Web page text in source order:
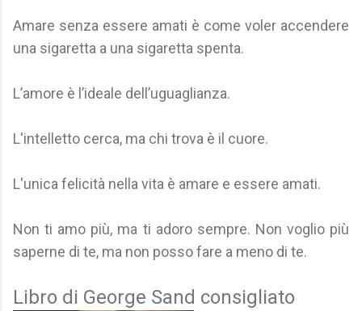
Amare senza essere amati è come voler accendere
una sigaretta a una sigaretta spenta.
L’amore è l’ideale dell’uguaglianza.
L'intelletto cerca, ma chi trova è il cuore.
L'unica felicità nella vita è amare e essere amati.
Non ti amo più, ma ti adoro sempre. Non voglio più
saperne di te, ma non posso fare a meno di te.
Libro di George Sand consigliato